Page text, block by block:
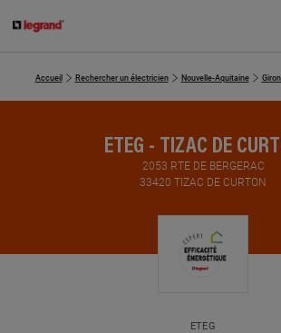
Accueil Rechercher un électricien Nouvelle-Aquitaine
ETEG - TIZAC DE
2053 RTE DE BERGERAC
33420 TIZAC DE CURTON
ETEG